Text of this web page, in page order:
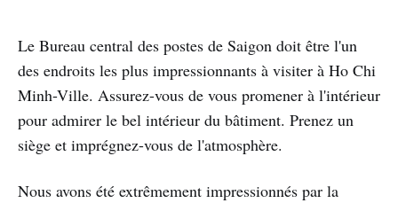
Le Bureau central des postes de Saigon doit être l'un
des endroits les plus impressionnants à visiter à Ho Chi
Minh-Ville. Assurez-vous de vous promener à l'intérieur
pour admirer le bel intérieur du bâtiment. Prenez un
siège et imprégnez-vous de l'atmosphère.
Nous avons été extrêmement impressionnés par la